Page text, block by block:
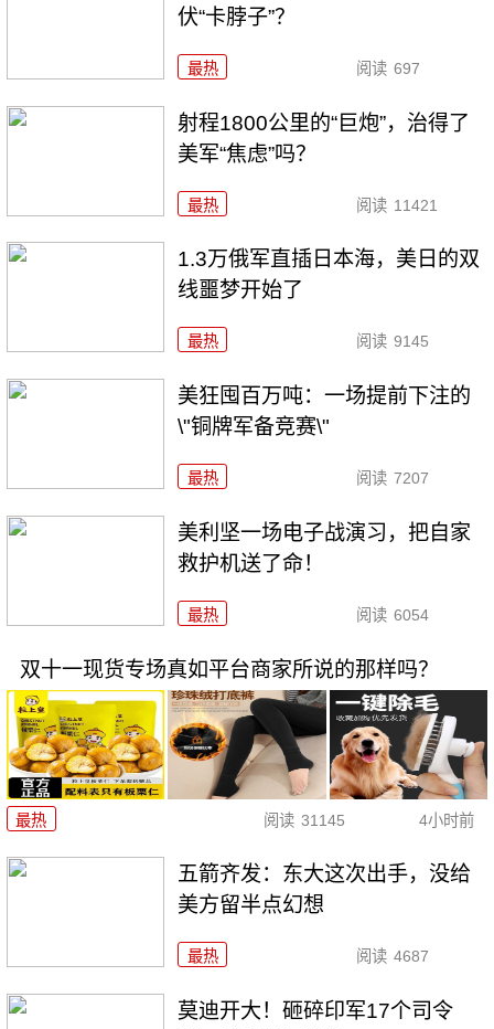
伏“卡脖子”？
最热 阅读 697
射程1800公里的“巨炮”，治得了
美军“焦虑”吗？
最热 阅读 11421
1.3万俄军直插日本海，美日的双
线噩梦开始了
最热 阅读 9145
美狂囤百万吨：一场提前下注的
\"铜牌军备竞赛\"
最热 阅读 7207
美利坚一场电子战演习，把自家
救护机送了命！
最热 阅读 6054
双十一现货专场真如平台商家所说的那样吗？
最热 阅读 31145 4小时前
五箭齐发：东大这次出手，没给
美方留半点幻想
最热 阅读 4687
莫迪开大！砸碎印军17个司令